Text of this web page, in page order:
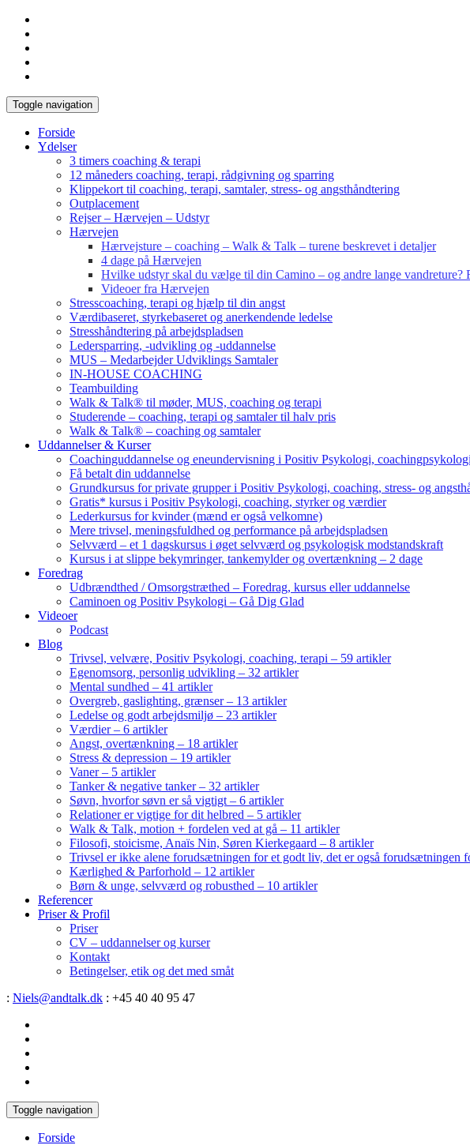
Toggle navigation
Forside
Ydelser
3 timers coaching & terapi
12 måneders coaching, terapi, rådgivning og sparring
Klippekort til coaching, terapi, samtaler, stress- og angsthåndtering
Outplacement
Rejser – Hærvejen – Udstyr
Hærvejen
Hærvejsture – coaching – Walk & Talk – turene beskrevet i detaljer
4 dage på Hærvejen
Hvilke udstyr skal du vælge til din Camino – og andre lange vandreture?
Videoer fra Hærvejen
Stresscoaching, terapi og hjælp til din angst
Værdibaseret, styrkebaseret og anerkendende ledelse
Stresshåndtering på arbejdspladsen
Ledersparring, -udvikling og -uddannelse
MUS – Medarbejder Udviklings Samtaler
IN-HOUSE COACHING
Teambuilding
Walk & Talk® til møder, MUS, coaching og terapi
Studerende – coaching, terapi og samtaler til halv pris
Walk & Talk® – coaching og samtaler
Uddannelser & Kurser
Coachinguddannelse og eneundervisning i Positiv Psykologi,
Få betalt din uddannelse
Grundkursus for private grupper i Positiv Psykologi, coaching, stress- og
Gratis* kursus i Positiv Psykologi, coaching, styrker og værdier
Lederkursus for kvinder (mænd er også velkomne)
Mere trivsel, meningsfuldhed og performance på arbejdspladsen
Selvværd – et 1 dagskursus i øget selvværd og psykologisk modstandskraft
Kursus i at slippe bekymringer, tankemylder og overtænkning – 2 dage
Foredrag
Udbrændthed / Omsorgstræthed – Foredrag, kursus eller uddannelse
Caminoen og Positiv Psykologi – Gå Dig Glad
Videoer
Podcast
Blog
Trivsel, velvære, Positiv Psykologi, coaching, terapi – 59 artikler
Egenomsorg, personlig udvikling – 32 artikler
Mental sundhed – 41 artikler
Overgreb, gaslighting, grænser – 13 artikler
Ledelse og godt arbejdsmiljø – 23 artikler
Værdier – 6 artikler
Angst, overtænkning – 18 artikler
Stress & depression – 19 artikler
Vaner – 5 artikler
Tanker & negative tanker – 32 artikler
Søvn, hvorfor søvn er så vigtigt – 6 artikler
Relationer er vigtige for dit helbred – 5 artikler
Walk & Talk, motion + fordelen ved at gå – 11 artikler
Filosofi, stoicisme, Anaïs Nin, Søren Kierkegaard – 8 artikler
Trivsel er ikke alene forudsætningen for et godt liv, det er også forudsætningen
Kærlighed & Parforhold – 12 artikler
Børn & unge, selvværd og robusthed – 10 artikler
Referencer
Priser & Profil
Priser
CV – uddannelser og kurser
Kontakt
Betingelser, etik og det med småt
: Niels@andtalk.dk : +45 40 40 95 47
Toggle navigation
Forside